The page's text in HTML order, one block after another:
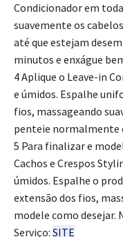
Condicionador em
suavemente os
até que estejam
minutos e enxágue
4 Aplique o Leave-in
e úmidos. Espalhe
fios, massageando
penteie normalmente
5 Para finalizar e
Cachos e Crespos
úmidos. Espalhe o
extensão dos fios,
modele como desejar.
Serviço: SITE